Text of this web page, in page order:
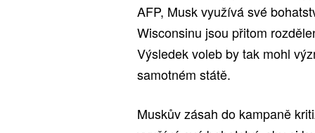
AFP, Musk využívá své
Wisconsinu jsou přitom
Výsledek voleb by tak mohl
samotném státě.
Muskův zásah do kampaně